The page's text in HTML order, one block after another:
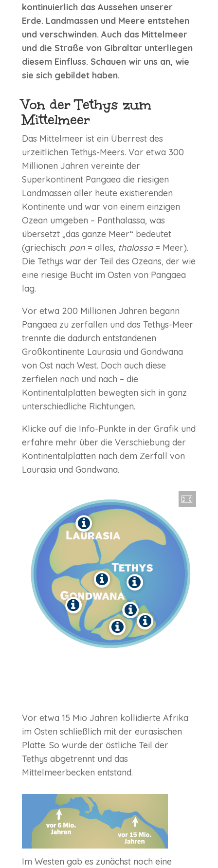
kontinuierlich das Aussehen unserer
Erde. Landmassen und Meere entstehen
und verschwinden. Auch das Mittelmeer
und die Straße von Gibraltar unterliegen
diesem Einfluss. Schauen wir uns an, wie
sie sich gebildet haben.
Von der Tethys zum
Mittelmeer
Das Mittelmeer ist ein Überrest des
urzeitlichen Tethys-Meers. Vor etwa 300
Millionen Jahren vereinte der
Superkontinent Pangaea die riesigen
Landmassen aller heute existierenden
Kontinente und war von einem einzigen
Ozean umgeben – Panthalassa, was
übersetzt „das ganze Meer“ bedeutet
(griechisch: pan= alles, thalassa= Meer).
Die Tethys war der Teil des Ozeans, der wie
eine riesige Bucht im Osten von Pangaea
lag.
Vor etwa 200 Millionen Jahren begann
Pangaea zu zerfallen und das Tethys-Meer
trennte die dadurch entstandenen
Großkontinente Laurasia und Gondwana
von Ost nach West. Doch auch diese
zerfielen nach und nach – die
Kontinentalplatten bewegten sich in ganz
unterschiedliche Richtungen.
Klicke auf die Info-Punkte in der Grafik und
erfahre mehr über die Verschiebung der
Kontinentalplatten nach dem Zerfall von
Laurasia und Gondwana.
Vor etwa 15 Mio Jahren kollidierte Afrika
im Osten schließlich mit der eurasischen
Platte. So wurde der östliche Teil der
Tethys abgetrennt und das
Mittelmeerbecken entstand.
Im Westen gab es zunächst noch eine